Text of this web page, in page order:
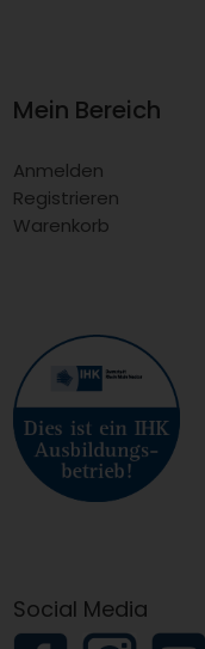
Mein Bereich
Anmelden
Registrieren
Warenkorb
Social Media